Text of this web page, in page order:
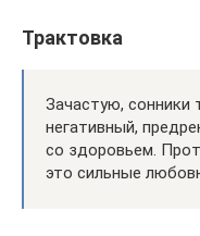
Трактовка
Зачастую, сонники
негативный,
со здоровьем.
это сильные